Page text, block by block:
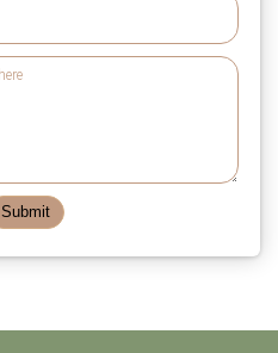
Submit